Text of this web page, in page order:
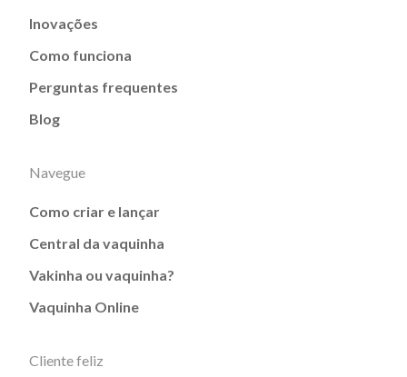
Inovações
Como funciona
Perguntas frequentes
Blog
Navegue
Como criar e lançar
Central da vaquinha
Vakinha ou vaquinha?
Vaquinha Online
Cliente feliz